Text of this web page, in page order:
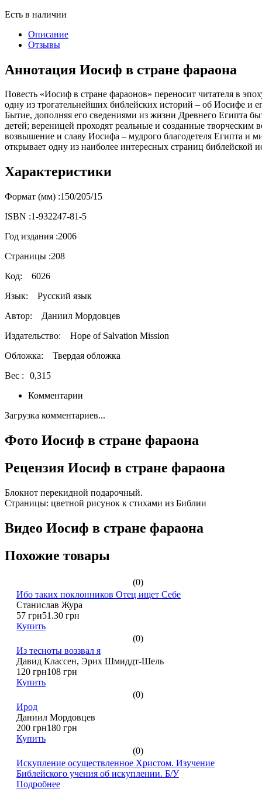
Есть в наличии
Описание
Отзывы
Аннотация Иосиф в стране фараона
Повесть «Иосиф в стране фараонов» переносит читателя в
одну из трогательнейших библейских историй – об Иосифе и
Бытие, дополняя его сведениями из жизни Древнего Египта
детей; вереницей проходят реальные и созданные
возвышение и славу Иосифа – мудрого благодетеля Египта и
открывает одну из наиболее интересных страниц библейской
Характеристики
Формат (мм) :150/205/15
ISBN :1-932247-81-5
Год издания :2006
Страницы :208
Код: 6026
Язык: Русский язык
Автор:
Даниил Мордовцев
Издательство:
Hope of Salvation Mission
Обложка: Твердая обложка
Вес :
0,315
Комментарии
Загрузка комментариев...
Фото Иосиф в стране фараона
Рецензия Иосиф в стране фараона
Блокнот перекидной подарочный.
Страницы: цветной рисунок к стихами из Библии
Видео Иосиф в стране фараона
Похожие товары
(0)
Ибо таких поклонников Отец ищет Себе
Станислав Жура
57 грн51.30 грн
Купить
(0)
Из тесноты воззвал я
Давид Классен, Эрих Шмиддт-Шель
120 грн108 грн
Купить
(0)
Ирод
Даниил Мордовцев
200 грн180 грн
Купить
(0)
Искупление осуществленное Христом. Изучение
Библейского учения об искуплении. Б/У
Подробнее